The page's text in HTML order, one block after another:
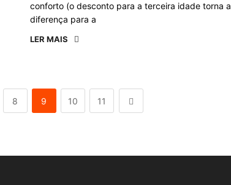
conforto (o desconto para a terceira idade torna a
diferença para a
LER MAIS
8 9 10 11